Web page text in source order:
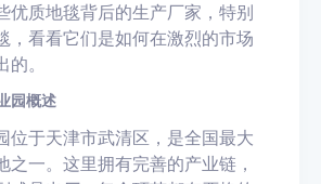
优质地毯背后的生产厂家，特别
，看看它们是如何在激烈的市场
。
园概述
位于天津市武清区，是全国最大
之一。这里拥有完善的产业链，